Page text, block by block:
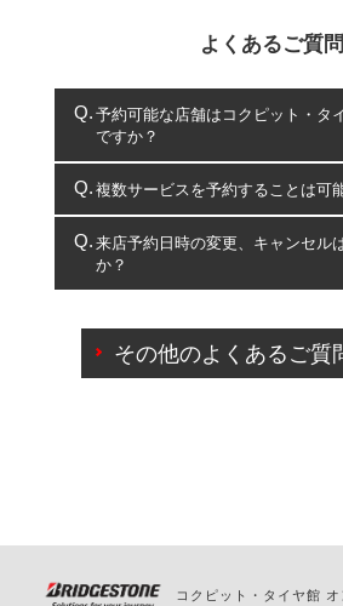
よくあるご質問
予約可能な店舗はコクピット・タ
ですか？
コクピット・タイヤ館のみとなり
複数サービスを予約することは可
複数サービスのご予約は可能です
一部の商品・サービスの組み合わせに
出来ないものもございます。
来店予約日時の変更、キャンセル
か？
ご来店予約日の3営業日前を過ぎて
の日時変更につきましては、直接
その他のよくあるご質
コクピット・タイヤ館